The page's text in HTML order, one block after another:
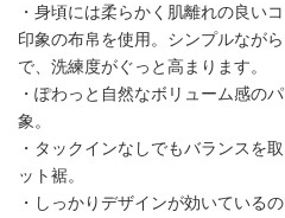
・身頃には柔らかく肌離れの良い
印象の布帛を使用。シンプルなが
で、洗練度がぐっと高まります。
・ぽわっと自然なボリューム感の
象。
・タックインなしでもバランスを
ット裾。
・しっかりデザインが効いている